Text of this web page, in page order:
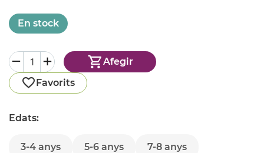
En stock
Afegir
Favorits
Edats:
3-4 anys 5-6 anys
7-8 anys